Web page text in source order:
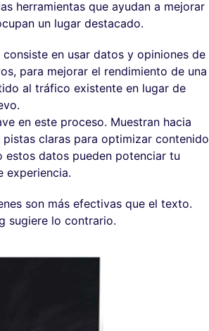
herramientas que ayudan a mejorar
un lugar destacado.
en usar datos y opiniones de
para mejorar el rendimiento de una
al tráfico existente en lugar de
en este proceso. Muestran hacia
claras para optimizar contenido
estos datos pueden potenciar tu
experiencia.
son más efectivas que el texto.
sugiere lo contrario.